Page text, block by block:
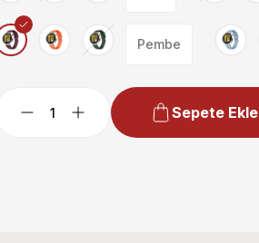
Pembe
Sepete Ekle